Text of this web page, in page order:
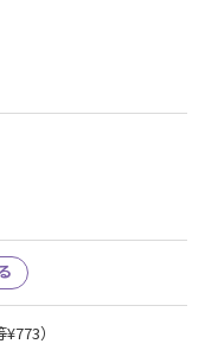
にございます。
いただくか、
い。
ますようお願いいたし
）